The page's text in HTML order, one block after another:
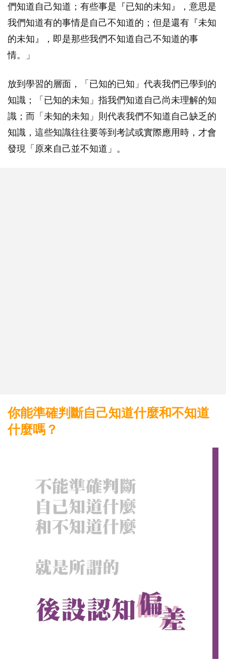
們知道自己知道；有些事是『已知的未知』，意思是
我們知道有的事情是自己不知道的；但是還有『未知
的未知』，即是那些我們不知道自己不知道的事
情。」
放到學習的層面，「已知的已知」代表我們已學到的
知識；「已知的未知」指我們知道自己尚未理解的知
識；而「未知的未知」則代表我們不知道自己缺乏的
知識，這些知識往往要等到考試或實際應用時，才會
發現「原來自己並不知道」。
你能準確判斷自己知道什麼和不知道
什麼嗎？